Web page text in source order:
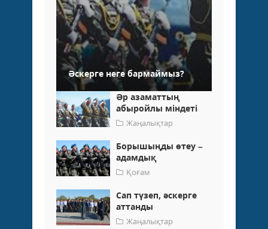
Әскерге неге бармаймыз?
Әр азаматтың
абыройлы міндеті
Жаңалықтар
Борышыңды өтеу –
адамдық
Қоғам
Сап түзеп, әскерге
аттанды
Жаңалықтар